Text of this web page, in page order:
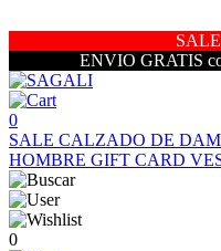
ENVIO GRATIS
0
SALE CALZADO DE
HOMBRE GIFT CARD
0